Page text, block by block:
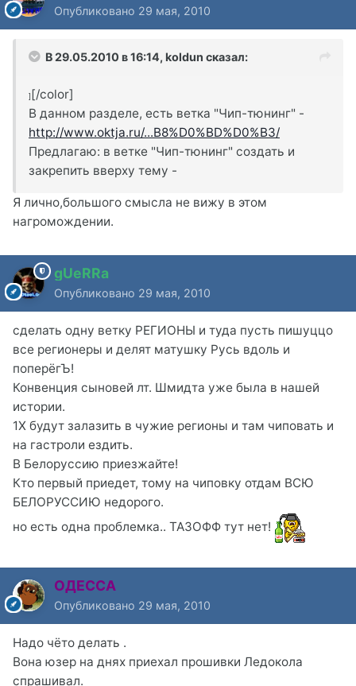
Опубликовано 29 мая, 2010
В 29.05.2010 в 16:14, koldun сказал:
][/color]
В данном разделе, есть ветка "Чип-тюнинг" -
http://www.oktja.ru/...B8%D0%BD%D0%B3/
Предлагаю: в ветке "Чип-тюнинг" создать и
закрепить вверху тему -
Я лично,большого смысла не вижу в этом
нагромождении.
gUeRRa
Опубликовано 29 мая, 2010
сделать одну ветку РЕГИОНЫ и туда пусть пишуццо
все регионеры и делят матушку Русь вдоль и
поперёгЪ!
Конвенция сыновей лт. Шмидта уже была в нашей
истории.
1Х будут залазить в чужие регионы и там чиповать и
на гастроли ездить.
В Белоруссию приезжайте!
Кто первый приедет, тому на чиповку отдам ВСЮ
БЕЛОРУССИЮ недорого.
но есть одна проблемка.. ТАЗОФФ тут нет!
ОДЕССА
Опубликовано 29 мая, 2010
Надо чёто делать .
Вона юзер на днях приехал прошивки Ледокола
спрашивал.